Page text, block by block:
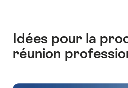
Idées pour la
réunion